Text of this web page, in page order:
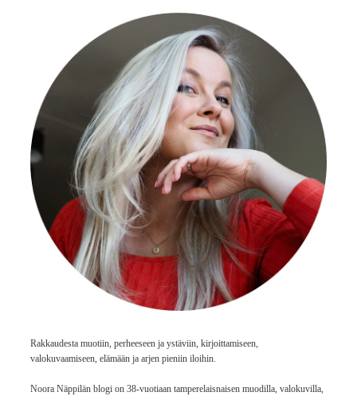
Rakkaudesta muotiin, perheeseen ja ystäviin, kirjoittamiseen,
valokuvaamiseen, elämään ja arjen pieniin iloihin.
Noora Näppilän blogi on 38-vuotiaan tamperelaisnaisen muodilla, valokuvilla,